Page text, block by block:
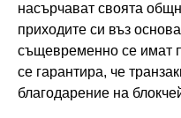
насърчават своята
приходите си въз
същевременно се имат
се гарантира, че
благодарение на